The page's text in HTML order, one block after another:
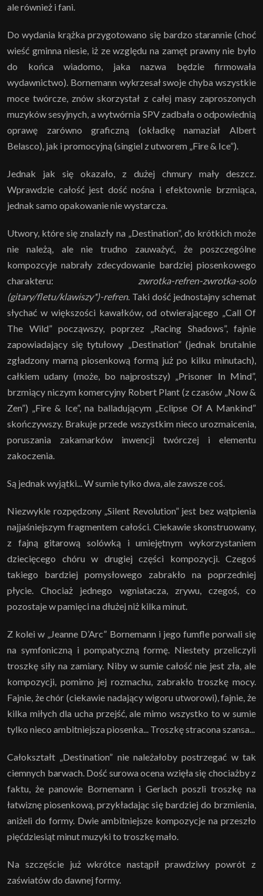
ale również i fani.
Do wydania krążka przygotowano się bardzo starannie (choć
wieść gminna niesie, iż ze względu na zamęt prawny nie było
do końca wiadomo, jaka nazwa będzie firmowała
wydawnictwo). Bornemann wykrzesał swoje chyba wszystkie
moce twórcze, znów skorzystał z całej masy zaproszonych
muzyków sesyjnych, a wytwórnia SPV zadbała o odpowiednią
oprawę zarówno graficzną (okładkę namaział Albert
Belasco), jak i promocyjną (singiel z utworem „Fire & Ice”).
Jednak jak się okazało, z dużej chmury mały deszcz.
Wprawdzie całość jest dość nośna i efektownie brzmiąca,
jednak samo opakowanie nie wystarcza.
Utwory, które się znalazły na „Destination”, do krótkich może
nie należą, ale nie trudno zauważyć, że poszczególne
kompozcyje nabrały zdecydowanie bardziej piosenkowego
charakteru:
zwrotka-refren-zwrotka-solo
(gitary/fletu/klawiszy*)-refren. Taki dość jednostajny schemat
słychać w większości kawałków, od otwierającego „Call Of
The Wild” począwszy, poprzez „Racing Shadows”, fajnie
zapowiadający się tytułowy „Destination” (jednak brutalnie
zgładzony marną piosenkową formą już po kilku minutach),
całkiem udany (może, bo najprostszy) „Prisoner In Mind”,
brzmiący niczym komercyjny Robert Plant (z czasów „Now &
Zen”) „Fire & Ice”, na balladującym „Eclipse Of A Mankind”
skończywszy. Brakuje przede wszystkim nieco urozmaicenia,
poruszania zakamarków inwencji twórczej i elementu
zakoczenia.
Są jednak wyjątki... W sumie tylko dwa, ale zawsze coś.
Niezwykle rozpędzony „Silent Revolution” jest bez wątpienia
najjaśniejszym fragmentem całości. Ciekawie skonstruowany,
z fajną gitarową solówką i umiejętnym wykorzystaniem
dziecięcego chóru w drugiej części kompozycji. Czegoś
takiego bardziej pomysłowego zabrakło na poprzedniej
płycie. Chociaż jednego wgniatacza, zrywu, czegoś, co
pozostaje w pamięci na dłużej niż kilka minut.
Z kolei w „Jeanne D’Arc” Bornemann i jego fumfle porwali się
na symfoniczną i pompatyczną formę. Niestety przeliczyli
troszkę siły na zamiary. Niby w sumie całość nie jest zła, ale
kompozycji, pomimo jej rozmachu, zabrakło troszkę mocy.
Fajnie, że chór (ciekawie nadający wigoru utworowi), fajnie, że
kilka miłych dla ucha przejść, ale mimo wszystko to w sumie
tylko nieco ambitniejsza piosenka... Troszkę stracona szansa...
Całokształt „Destination” nie należałoby postrzegać w tak
ciemnych barwach. Dość surowa ocena wzięła się chociażby z
faktu, że panowie Bornemann i Gerlach poszli troszkę na
łatwiznę piosenkową, przykładając się bardziej do brzmienia,
aniżeli do formy. Dwie ambitniejsze kompozycje na przeszło
pięćdziesiąt minut muzyki to troszkę mało.
Na szczęście już wkrótce nastąpił prawdziwy powrót z
zaświatów do dawnej formy.